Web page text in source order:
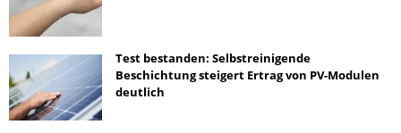
Test bestanden: Selbstreinigende
Beschichtung steigert Ertrag von PV-Modulen
deutlich